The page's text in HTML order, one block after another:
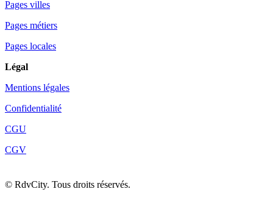
Pages villes
Pages métiers
Pages locales
Légal
Mentions légales
Confidentialité
CGU
CGV
© RdvCity. Tous droits réservés.